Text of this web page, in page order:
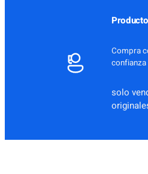
Compra
confianza
solo